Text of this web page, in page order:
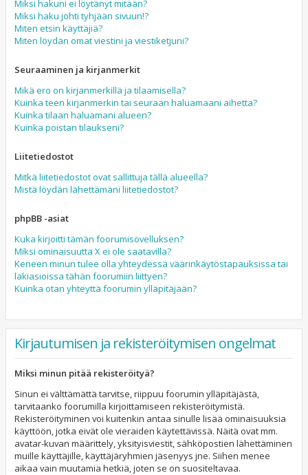
Miksi hakuni ei löytänyt mitään?
Miksi haku johti tyhjään sivuun!?
Miten etsin käyttäjiä?
Miten löydän omat viestini ja viestiketjuni?
Seuraaminen ja kirjanmerkit
Mikä ero on kirjanmerkillä ja tilaamisella?
Kuinka teen kirjanmerkin tai seuraan haluamaani aihetta?
Kuinka tilaan haluamani alueen?
Kuinka poistan tilaukseni?
Liitetiedostot
Mitkä liitetiedostot ovat sallittuja tällä alueella?
Mistä löydän lähettämäni liitetiedostot?
phpBB -asiat
Kuka kirjoitti tämän foorumisovelluksen?
Miksi ominaisuutta X ei ole saatavilla?
Keneen minun tulee olla yhteydessä väärinkäytöstapauksissa tai
lakiasioissa tähän foorumiin liittyen?
Kuinka otan yhteyttä foorumin ylläpitäjään?
Kirjautumisen ja rekisteröitymisen ongelmat
Miksi minun pitää rekisteröityä?
Sinun ei välttämättä tarvitse, riippuu foorumin ylläpitäjästä,
tarvitaanko foorumilla kirjoittamiseen rekisteröitymistä.
Rekisteröityminen voi kuitenkin antaa sinulle lisää ominaisuuksia
käyttöön, jotka eivät ole vieraiden käytettävissä. Näitä ovat mm.
avatar-kuvan määrittely, yksityisviestit, sähköpostien lähettäminen
muille käyttäjille, käyttäjäryhmien jäsenyys jne. Siihen menee
aikaa vain muutamia hetkiä, joten se on suositeltavaa.